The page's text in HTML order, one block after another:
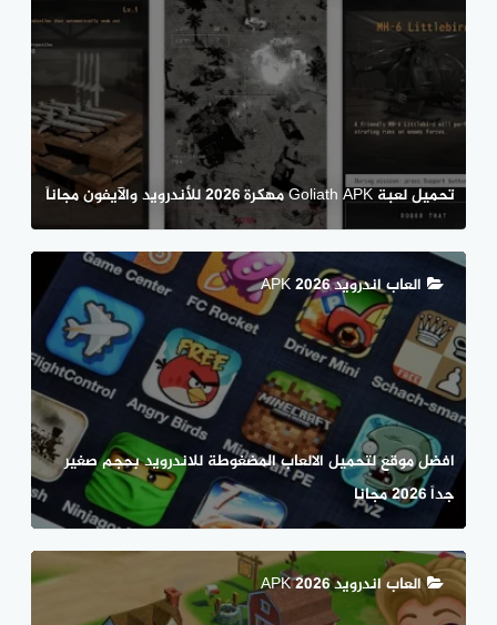
تحميل لعبة Goliath APK مهكرة 2026 للأندرويد والآيفون مجاناً
العاب اندرويد APK 2026
افضل موقع لتحميل الالعاب المضغوطة للاندرويد بحجم صغير
جداً 2026 مجانا
العاب اندرويد APK 2026